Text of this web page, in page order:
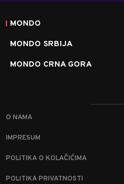
MONDO
MONDO SRBIJA
MONDO CRNA GORA
O NAMA
IMPRESUM
POLITIKA O KOLAČIĆIMA
POLITIKA PRIVATNOSTI